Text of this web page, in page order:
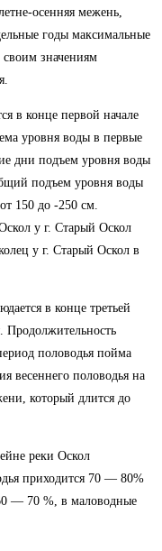
осенняя межень,
годы максимальные
значениям
в конце первой начале
уровня воды в первые
дни подъем уровня воды
подъем уровня воды
150 до -250 см.
у г. Старый Оскол
у г. Старый Оскол в
в конце третьей
Продолжительность
половодья пойма
весеннего половодья на
который длится до
реки Оскол
приходится 70 — 80%
— 70 %, в маловодные